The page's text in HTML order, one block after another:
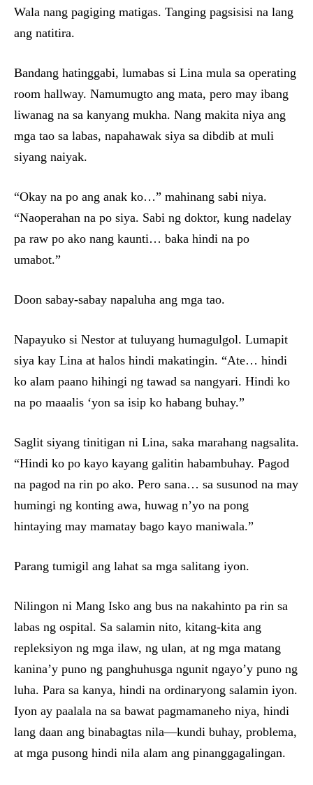
Wala nang pagiging matigas. Tanging pagsisisi na lang
ang natitira.
Bandang hatinggabi, lumabas si Lina mula sa operating
room hallway. Namumugto ang mata, pero may ibang
liwanag na sa kanyang mukha. Nang makita niya ang
mga tao sa labas, napahawak siya sa dibdib at muli
siyang naiyak.
“Okay na po ang anak ko…” mahinang sabi niya.
“Naoperahan na po siya. Sabi ng doktor, kung nadelay
pa raw po ako nang kaunti… baka hindi na po
umabot.”
Doon sabay-sabay napaluha ang mga tao.
Napayuko si Nestor at tuluyang humagulgol. Lumapit
siya kay Lina at halos hindi makatingin. “Ate… hindi
ko alam paano hihingi ng tawad sa nangyari. Hindi ko
na po maaalis ‘yon sa isip ko habang buhay.”
Saglit siyang tinitigan ni Lina, saka marahang nagsalita.
“Hindi ko po kayo kayang galitin habambuhay. Pagod
na pagod na rin po ako. Pero sana… sa susunod na may
humingi ng konting awa, huwag n’yo na pong
hintaying may mamatay bago kayo maniwala.”
Parang tumigil ang lahat sa mga salitang iyon.
Nilingon ni Mang Isko ang bus na nakahinto pa rin sa
labas ng ospital. Sa salamin nito, kitang-kita ang
repleksiyon ng mga ilaw, ng ulan, at ng mga matang
kanina’y puno ng panghuhusga ngunit ngayo’y puno ng
luha. Para sa kanya, hindi na ordinaryong salamin iyon.
Iyon ay paalala na sa bawat pagmamaneho niya, hindi
lang daan ang binabagtas nila—kundi buhay, problema,
at mga pusong hindi nila alam ang pinanggagalingan.